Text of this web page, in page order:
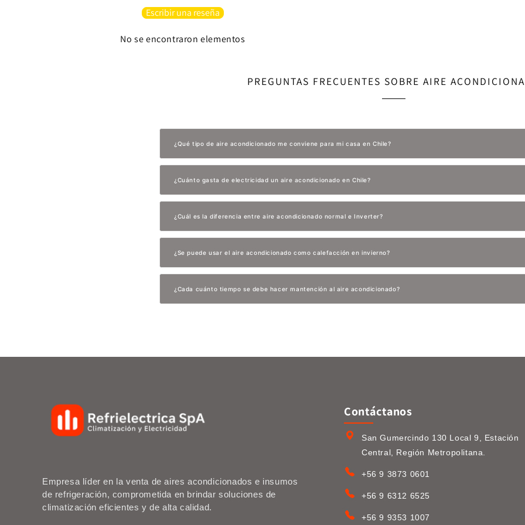
Escribir una reseña
No se encontraron elementos
PREGUNTAS FRECUENTES SOBRE AIRE
¿Qué tipo de aire acondicionado me conviene para mi casa en Chile?
¿Cuánto gasta de electricidad un aire acondicionado en Chile?
¿Cuál es la diferencia entre aire acondicionado normal e Inverter?
¿Se puede usar el aire acondicionado como calefacción en invierno?
¿Cada cuánto tiempo se debe hacer mantención al aire acondicionado?
Empresa líder en la venta de aires acondicionados e insumos
de refrigeración, comprometida en brindar soluciones de
climatización eficientes y de alta calidad.
Contáctanos
San Gumercindo 130 Local 9, Estación
Central, Región Metropolitana.
+56 9 3873 0601
+56 9 6312 6525
+56 9 9353 1007